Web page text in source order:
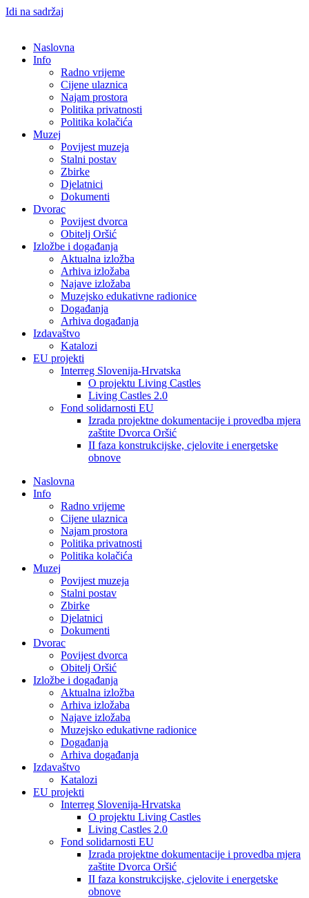
Idi na sadržaj
Naslovna
Info
Radno vrijeme
Cijene ulaznica
Najam prostora
Politika privatnosti
Politika kolačića
Muzej
Povijest muzeja
Stalni postav
Zbirke
Djelatnici
Dokumenti
Dvorac
Povijest dvorca
Obitelj Oršić
Izložbe i događanja
Aktualna izložba
Arhiva izložaba
Najave izložaba
Muzejsko edukativne radionice
Događanja
Arhiva događanja
Izdavaštvo
Katalozi
EU projekti
Interreg Slovenija-Hrvatska
O projektu Living Castles
Living Castles 2.0
Fond solidarnosti EU
Izrada projektne dokumentacije i provedba mjera
zaštite Dvorca Oršić
II faza konstrukcijske, cjelovite i energetske
obnove
Naslovna
Info
Radno vrijeme
Cijene ulaznica
Najam prostora
Politika privatnosti
Politika kolačića
Muzej
Povijest muzeja
Stalni postav
Zbirke
Djelatnici
Dokumenti
Dvorac
Povijest dvorca
Obitelj Oršić
Izložbe i događanja
Aktualna izložba
Arhiva izložaba
Najave izložaba
Muzejsko edukativne radionice
Događanja
Arhiva događanja
Izdavaštvo
Katalozi
EU projekti
Interreg Slovenija-Hrvatska
O projektu Living Castles
Living Castles 2.0
Fond solidarnosti EU
Izrada projektne dokumentacije i provedba mjera
zaštite Dvorca Oršić
II faza konstrukcijske, cjelovite i energetske
obnove